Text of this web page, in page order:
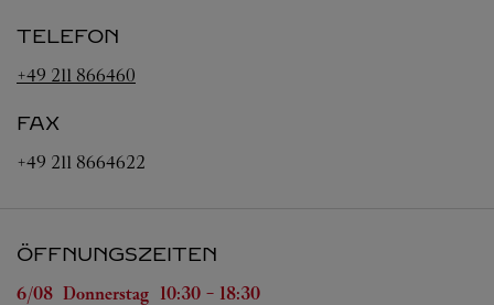
TELEFON
+49 211 866460
FAX
+49 211 8664622
ÖFFNUNGSZEITEN
WochentagÖffnungszeiten
6/08 Donnerstag 10:30 - 18:30